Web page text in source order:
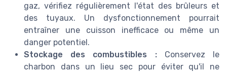
gaz, vérifiez régulièrement l'état des brûleurs et
des tuyaux. Un dysfonctionnement pourrait
entraîner une cuisson inefficace ou même un
danger potentiel.
Stockage des combustibles :Conservez le
charbon dans un lieu sec pour éviter qu'il ne